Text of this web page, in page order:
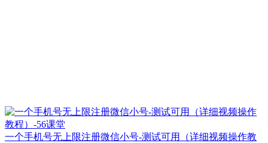
一个手机号无上限注册微信小号-测试可用（详细视频操作教